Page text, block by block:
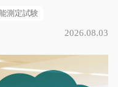
測定試験
2026.08.03